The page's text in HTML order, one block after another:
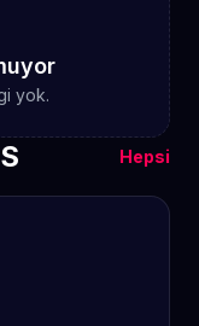
yok.
Hepsi